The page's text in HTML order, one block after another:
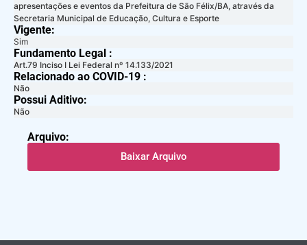
apresentações e eventos da Prefeitura de São Félix/BA, através da
Secretaria Municipal de Educação, Cultura e Esporte
Vigente:
Sim
Fundamento Legal :​
Art.79 Inciso I Lei Federal nº 14.133/2021
Relacionado ao COVID-19 :​
Não
Possui Aditivo:​
Não
Arquivo:
Baixar Arquivo